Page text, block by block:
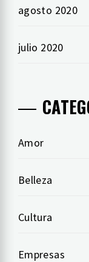
agosto 2020
julio 2020
Amor
Belleza
Cultura
Empresas